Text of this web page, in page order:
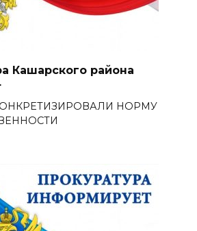
Кашарского района
КОНКРЕТИЗИРОВАЛИ НОРМУ